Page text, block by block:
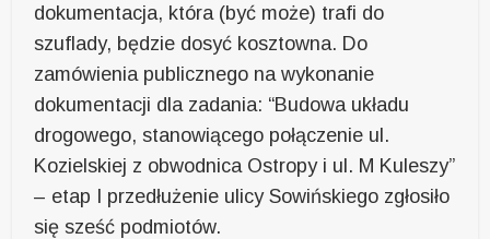
dokumentacja, która (być może) trafi do
szuflady, będzie dosyć kosztowna. Do
zamówienia publicznego na wykonanie
dokumentacji dla zadania: “Budowa układu
drogowego, stanowiącego połączenie ul.
Kozielskiej z obwodnica Ostropy i ul. M Kuleszy”
– etap I przedłużenie ulicy Sowińskiego zgłosiło
się sześć podmiotów.